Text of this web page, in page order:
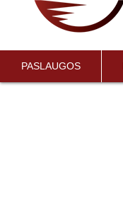
PASLAUGOS